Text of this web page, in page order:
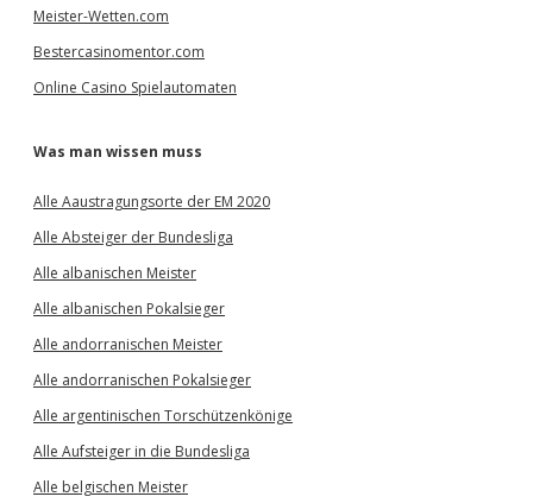
Meister-Wetten.com
Bestercasinomentor.com
Online Casino Spielautomaten
Was man wissen muss
Alle Aaustragungsorte der EM 2020
Alle Absteiger der Bundesliga
Alle albanischen Meister
Alle albanischen Pokalsieger
Alle andorranischen Meister
Alle andorranischen Pokalsieger
Alle argentinischen Torschützenkönige
Alle Aufsteiger in die Bundesliga
Alle belgischen Meister